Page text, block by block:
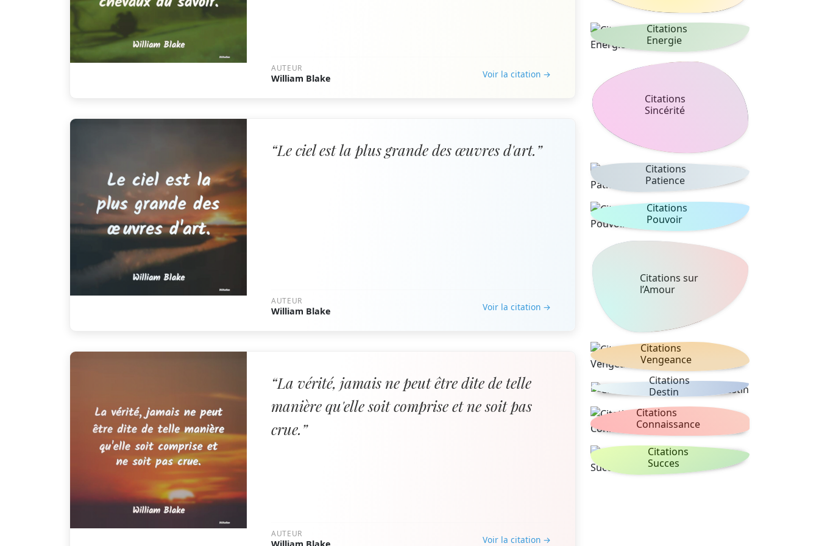
AUTEUR
William Blake Voir la citation →
“Le ciel est la plus grande des œuvres d'art.”
AUTEUR
William Blake Voir la citation →
“La vérité, jamais ne peut être dite de telle
manière qu'elle soit comprise et ne soit pas
crue.”
AUTEUR Voir la citation →
Citations
Energie
Citations
Sincérité
Citations
Patience
Citations
Pouvoir
Citations sur
l’Amour
Citations
Vengeance
Citations
Destin
Citations
Connaissance
Citations
Succes